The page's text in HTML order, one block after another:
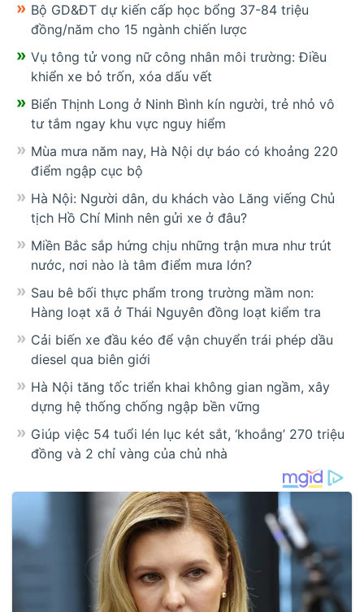
Bộ GD&ĐT dự kiến cấp học bổng 37-84 triệu
đồng/năm cho 15 ngành chiến lược
Vụ tông tử vong nữ công nhân môi trường: Điều
khiển xe bỏ trốn, xóa dấu vết
Biển Thịnh Long ở Ninh Bình kín người, trẻ nhỏ vô
tư tắm ngay khu vực nguy hiểm
Mùa mưa năm nay, Hà Nội dự báo có khoảng 220
điểm ngập cục bộ
Hà Nội: Người dân, du khách vào Lăng viếng Chủ
tịch Hồ Chí Minh nên gửi xe ở đâu?
Miền Bắc sắp hứng chịu những trận mưa như trút
nước, nơi nào là tâm điểm mưa lớn?
Sau bê bối thực phẩm trong trường mầm non:
Hàng loạt xã ở Thái Nguyên đồng loạt kiểm tra
Cải biến xe đầu kéo để vận chuyển trái phép dầu
diesel qua biên giới
Hà Nội tăng tốc triển khai không gian ngầm, xây
dựng hệ thống chống ngập bền vững
Giúp việc 54 tuổi lén lục két sắt, ‘khoắng’ 270 triệu
đồng và 2 chỉ vàng của chủ nhà